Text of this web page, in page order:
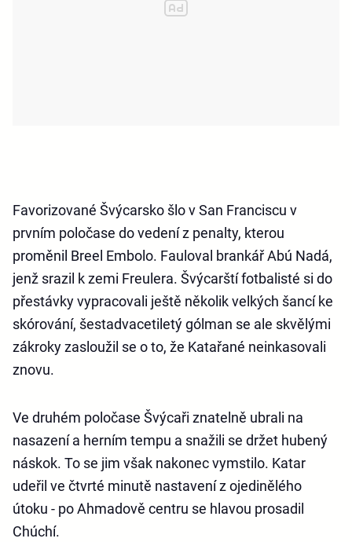
Favorizované Švýcarsko šlo v San Franciscu v
prvním poločase do vedení z penalty, kterou
proměnil Breel Embolo. Fauloval brankář Abú Nadá,
jenž srazil k zemi Freulera. Švýcarští fotbalisté si do
přestávky vypracovali ještě několik velkých šancí ke
skórování, šestadvacetiletý gólman se ale skvělými
zákroky zasloužil se o to, že Katařané neinkasovali
znovu.
Ve druhém poločase Švýcaři znatelně ubrali na
nasazení a herním tempu a snažili se držet hubený
náskok. To se jim však nakonec vymstilo. Katar
udeřil ve čtvrté minutě nastavení z ojedinělého
útoku - po Ahmadově centru se hlavou prosadil
Chúchí.